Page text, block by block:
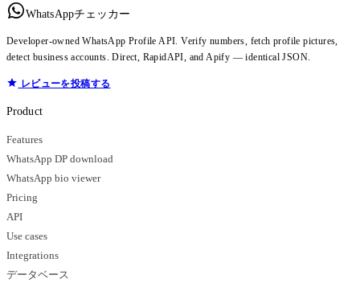
WhatsAppチェッカー
Developer-owned WhatsApp Profile API. Verify numbers, fetch profile pictures,
detect business accounts. Direct, RapidAPI, and Apify — identical JSON.
レビューを投稿する
Product
Features
WhatsApp DP download
WhatsApp bio viewer
Pricing
API
Use cases
Integrations
データベース